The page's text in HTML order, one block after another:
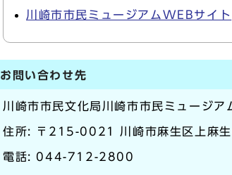
川崎市市民ミュージアムWEBサイト
お問い合わせ先
川崎市市民文化局川崎市市民ミュージア
住所: 〒215-0021 川崎市麻生区上麻
電話: 044-712-2800